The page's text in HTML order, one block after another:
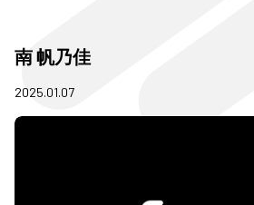
南 帆乃佳
2025.01.07